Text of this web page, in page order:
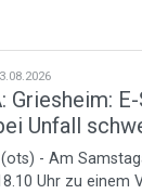
Griesheim:
Unfall
- Am
Uhr zu einem